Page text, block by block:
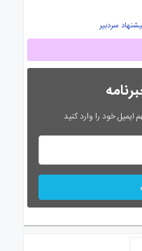
سردبیر
خود را وارد کنید